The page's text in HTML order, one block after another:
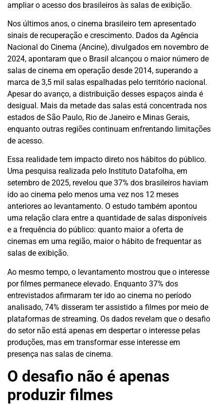
ampliar o acesso dos brasileiros às salas de exibição.
Nos últimos anos, o cinema brasileiro tem apresentado
sinais de recuperação e crescimento. Dados da Agência
Nacional do Cinema (Ancine), divulgados em novembro de
2024, apontaram que o Brasil alcançou o maior número de
salas de cinema em operação desde 2014, superando a
marca de 3,5 mil salas espalhadas pelo território nacional.
Apesar do avanço, a distribuição desses espaços ainda é
desigual. Mais da metade das salas está concentrada nos
estados de São Paulo, Rio de Janeiro e Minas Gerais,
enquanto outras regiões continuam enfrentando limitações
de acesso.
Essa realidade tem impacto direto nos hábitos do público.
Uma pesquisa realizada pelo Instituto Datafolha, em
setembro de 2025, revelou que 37% dos brasileiros haviam
ido ao cinema pelo menos uma vez nos 12 meses
anteriores ao levantamento. O estudo também apontou
uma relação clara entre a quantidade de salas disponíveis
e a frequência do público: quanto maior a oferta de
cinemas em uma região, maior o hábito de frequentar as
salas de exibição.
Ao mesmo tempo, o levantamento mostrou que o interesse
por filmes permanece elevado. Enquanto 37% dos
entrevistados afirmaram ter ido ao cinema no período
analisado, 74% disseram ter assistido a filmes por meio de
plataformas de streaming. Os dados revelam que o desafio
do setor não está apenas em despertar o interesse pelas
produções, mas em transformar esse interesse em
presença nas salas de cinema.
O desafio não é apenas
produzir filmes